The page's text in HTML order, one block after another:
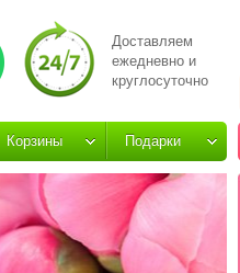
Доставляем
ежедневно и
круглосуточно
Корзины Подарки